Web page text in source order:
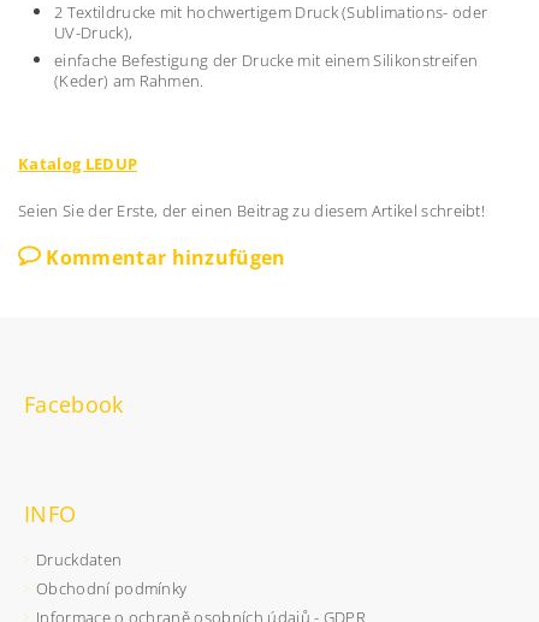
2 Textildrucke mit hochwertigem Druck (Sublimations- oder
UV-Druck),
einfache Befestigung der Drucke mit einem Silikonstreifen
(Keder) am Rahmen.
Katalog LEDUP
Seien Sie der Erste, der einen Beitrag zu diesem Artikel schreibt!
Kommentar hinzufügen
Facebook
INFO
Druckdaten
Obchodní podmínky
Informace o ochraně osobních údajů - GDPR